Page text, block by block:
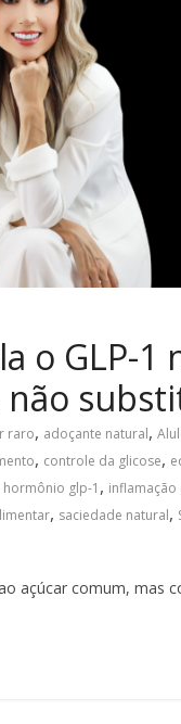
o GLP-
não
raro, adoçante natural,
, controle da glicose,
hormônio glp-1 , inflamação
, saciedade natural,
açúcar comum, mas